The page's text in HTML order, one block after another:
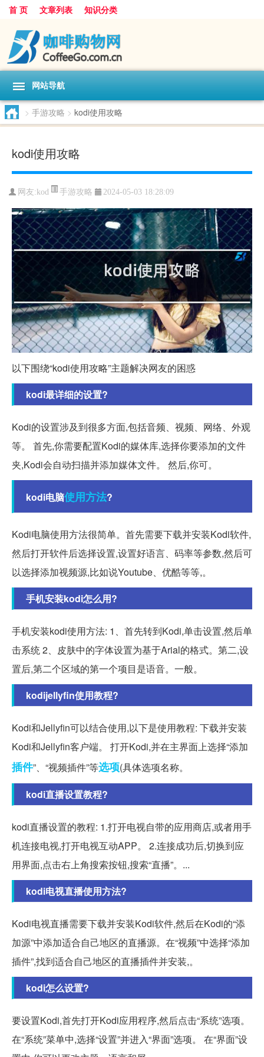
首 页 文章列表 知识分类
网站导航
> 手游攻略 > kodi使用攻略
kodi使用攻略
网友: kod 手游攻略 2024-05-03 18:28:09
以下围绕“kodi使用攻略”主题解决网友的困惑
kodi最详细的设置?
Kodi的设置涉及到很多方面,包括音频、视频、网络、外观
等。 首先,你需要配置Kodi的媒体库,选择你要添加的文件
夹,Kodi会自动扫描并添加媒体文件。 然后,你可。
kodi电脑使用方法?
Kodi电脑使用方法很简单。首先需要下载并安装Kodi软件,
然后打开软件后选择设置,设置好语言、码率等参数,然后可
以选择添加视频源,比如说Youtube、优酷等等,。
手机安装kodi怎么用?
手机安装kodi使用方法: 1、首先转到Kodi,单击设置,然后单
击系统 2、皮肤中的字体设置为基于Arial的格式。第二,设
置后,第二个区域的第一个项目是语音。一般。
kodijellyfin使用教程?
Kodi和Jellyfin可以结合使用,以下是使用教程: 下载并安装
Kodi和Jellyfin客户端。 打开Kodi,并在主界面上选择“添加
插件”、“视频插件”等选项(具体选项名称。
kodi直播设置教程?
kodi直播设置的教程: 1.打开电视自带的应用商店,或者用手
机连接电视,打开电视互动APP。 2.连接成功后,切换到应
用界面,点击右上角搜索按钮,搜索“直播”。...
kodi电视直播使用方法?
Kodi电视直播需要下载并安装Kodi软件,然后在Kodi的“添
加源”中添加适合自己地区的直播源。在“视频”中选择“添加
插件”,找到适合自己地区的直播插件并安装,。
kodi怎么设置?
要设置Kodi,首先打开Kodi应用程序,然后点击“系统”选项。
在“系统”菜单中,选择“设置”并进入“界面”选项。 在“界面”设